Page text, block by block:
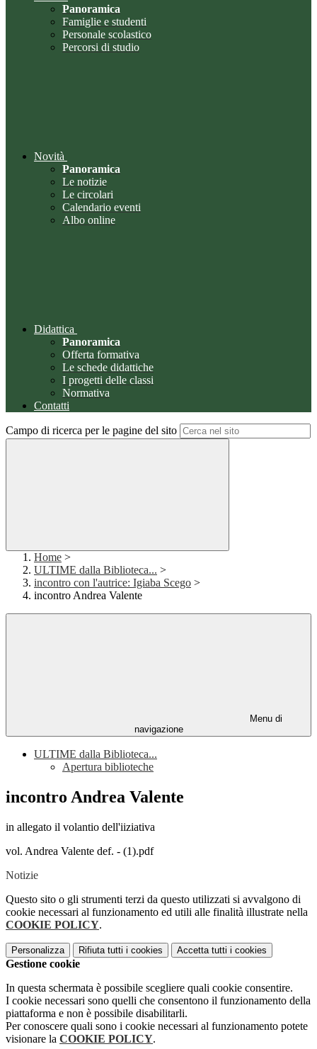
Panoramica
Famiglie e studenti
Personale scolastico
Percorsi di studio
Novità
Panoramica
Le notizie
Le circolari
Calendario eventi
Albo online
Didattica
Panoramica
Offerta formativa
Le schede didattiche
I progetti delle classi
Normativa
Contatti
Campo di ricerca per le pagine del sito
Home >
ULTIME dalla Biblioteca... >
incontro con l'autrice: Igiaba Scego >
incontro Andrea Valente
Menu di
navigazione
ULTIME dalla Biblioteca...
Apertura biblioteche
incontro Andrea Valente
in allegato il volantio dell'iiziativa
vol. Andrea Valente def. - (1).pdf
Notizie
Questo sito o gli strumenti terzi da questo utilizzati si avvalgono di
cookie necessari al funzionamento ed utili alle finalità illustrate nella
COOKIE POLICY.
Personalizza Rifiuta tutti i cookies Accetta tutti i cookies
Gestione cookie
In questa schermata è possibile scegliere quali cookie consentire.
I cookie necessari sono quelli che consentono il funzionamento della
piattaforma e non è possibile disabilitarli.
Per conoscere quali sono i cookie necessari al funzionamento potete
visionare la COOKIE POLICY.